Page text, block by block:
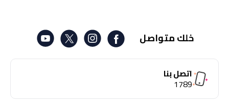
خلك متواصل
اتصل بنا
1789